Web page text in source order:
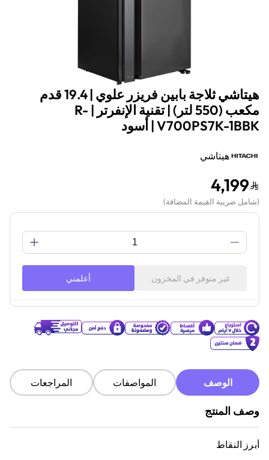
هيتاشي ثلاجة بابين فريزر علوي | 19.4 قدم
مكعب (550 لتر) | تقنية الإنفرتر | R-
V700PS7K-1BBK | أسود
هيتاشي
4,199
(شامل ضريبة القيمة المضافة)
غير متوفر في المخزون أعلمني
الوصف المواصفات المراجعات
وصف المنتج
أبرز النقاط